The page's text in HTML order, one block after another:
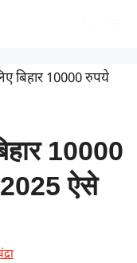
बिहार 10000 रुपये
10000
2025 ऐसे